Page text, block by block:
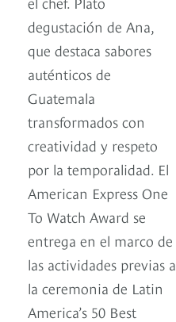
degustación de Ana,
que destaca sabores
auténticos de
Guatemala
transformados con
creatividad y respeto
por la temporalidad. El
American Express One
To Watch Award se
entrega en el marco de
las actividades previas a
la ceremonia de Latin
America’s 50 Best